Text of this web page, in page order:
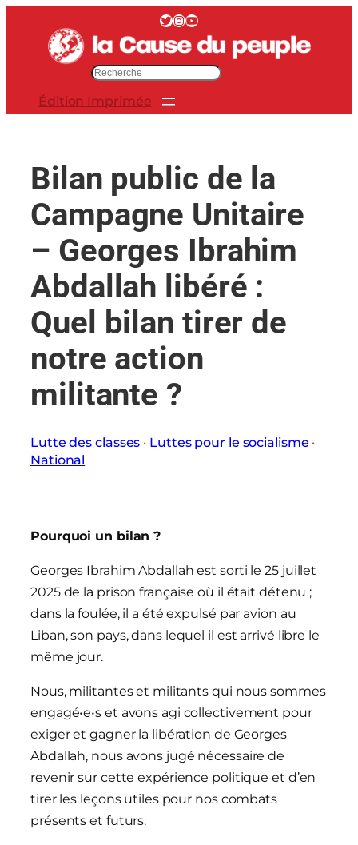
contenu
Twitter InstagramYouTube
e
Édition Imprimée
Bilan public de la
Campagne Unitaire
– Georges Ibrahim
Abdallah libéré :
Quel bilan tirer de
notre action
militante ?
Lutte des classes · Luttes pour le socialisme
National
Pourquoi un bilan ?
Georges Ibrahim Abdallah est sorti le 25 juillet
2025 de la prison française où il était détenu ;
dans la foulée, il a été expulsé par avion au
Liban, son pays, dans lequel il est arrivé libre le
même jour.
Nous, militantes et militants qui nous sommes
engagé•e•s et avons agi collectivement pour
exiger et gagner la libération de Georges
Abdallah, nous avons jugé nécessaire de
revenir sur cette expérience politique et d’en
tirer les leçons utiles pour nos combats
présents et futurs.